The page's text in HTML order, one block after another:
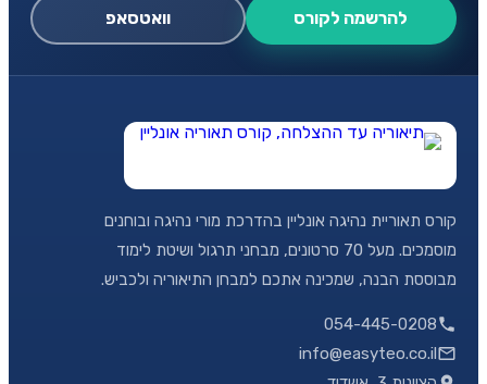
להרשמה לקורס
וואטסאפ
קורס תאוריית נהיגה אונליין בהדרכת מורי נהיגה ובוחנים
מוסמכים. מעל 70 סרטונים, מבחני תרגול ושיטת לימוד
מבוססת הבנה, שמכינה אתכם למבחן התיאוריה ולכביש.
054-445-0208
info@easyteo.co.il